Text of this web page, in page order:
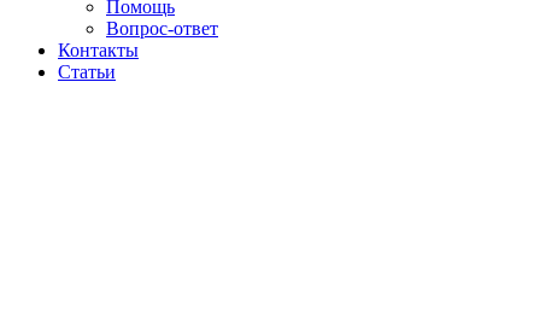
Помощь
Вопрос-ответ
Контакты
Статьи